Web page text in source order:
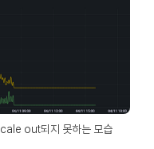
out되지 못하는 모습